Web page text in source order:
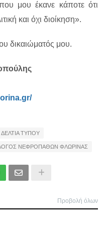
μου έκανε κάποτε ότι
και όχι διοίκηση».
δικαιώματός μου.
ΤΥΠΟΥ
ΝΕΦΡΟΠΑΘΩΝ ΦΛΩΡΙΝΑΣ
Προβολή όλων